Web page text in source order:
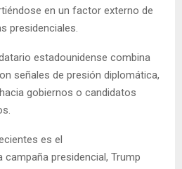
en un factor externo de
presidenciales.
estadounidense combina
señales de presión diplomática,
gobiernos o candidatos
es el
campaña presidencial, Trump